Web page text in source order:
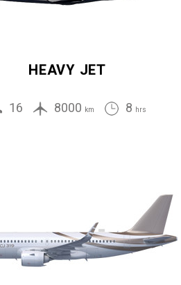
HEAVY JET
16 8000 km 8 hrs